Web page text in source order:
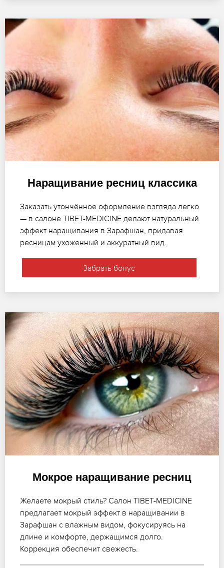
Наращивание ресниц классика
Заказать утончённое оформление взгляда легко
— в салоне TIBET-MEDICINE делают натуральный
эффект наращивания в Зарафшан, придавая
ресницам ухоженный и аккуратный вид.
Забрать бонус
Мокрое наращивание ресниц
Желаете мокрый стиль? Салон TIBET-MEDICINE
предлагает мокрый эффект в наращивании в
Зарафшан с влажным видом, фокусируясь на
длине и комфорте, держащимся долго.
Коррекция обеспечит свежесть.